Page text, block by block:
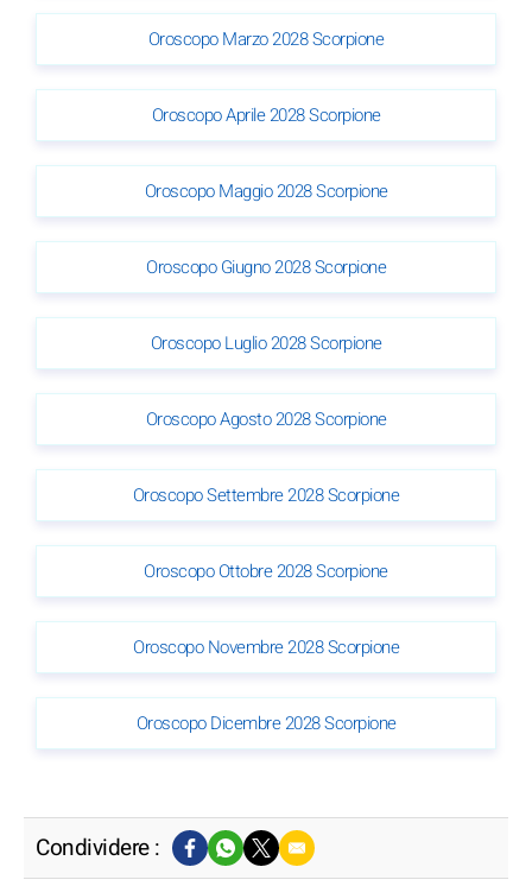
Oroscopo Marzo 2028 Scorpione
Oroscopo Aprile 2028 Scorpione
Oroscopo Maggio 2028 Scorpione
Oroscopo Giugno 2028 Scorpione
Oroscopo Luglio 2028 Scorpione
Oroscopo Agosto 2028 Scorpione
Oroscopo Settembre 2028 Scorpione
Oroscopo Ottobre 2028 Scorpione
Oroscopo Novembre 2028 Scorpione
Oroscopo Dicembre 2028 Scorpione
Condividere :